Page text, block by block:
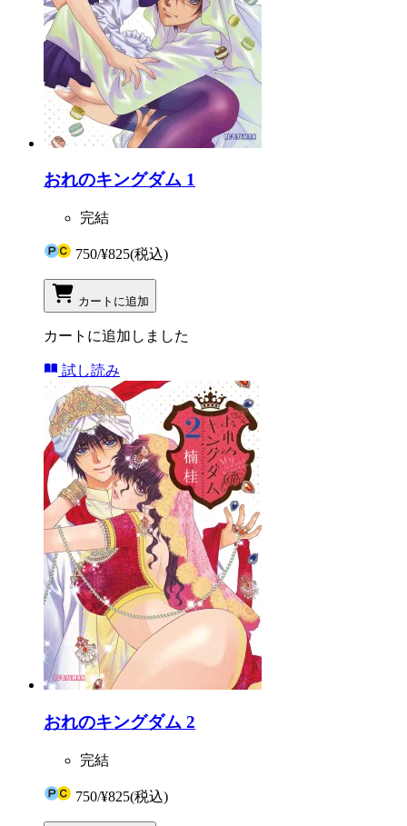
おれのキングダム 1
完結
750/¥825(税込)
カートに追加
カートに追加しました
試し読み
おれのキングダム 2
完結
750/¥825(税込)